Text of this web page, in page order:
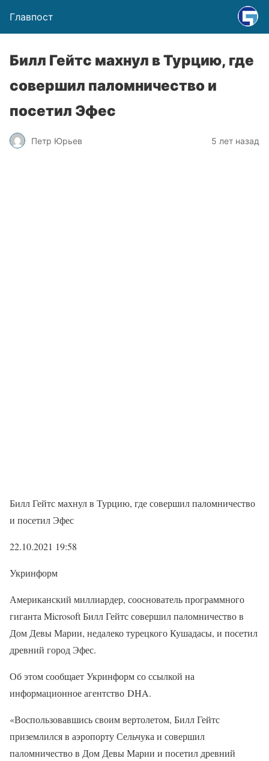
Главпост
Билл Гейтс махнул в Турцию, где
совершил паломничество и
посетил Эфес
Петр Юрьев 5 лет назад
Билл Гейтс махнул в Турцию, где совершил паломничество
и посетил Эфес
22.10.2021 19:58
Укринформ
Американский миллиардер, сооснователь программного
гиганта Microsoft Билл Гейтс совершил паломничество в
Дом Девы Марии, недалеко турецкого Кушадасы, и посетил
древний город Эфес.
Об этом сообщает Укринформ со ссылкой на
информационное агентство DHA.
«Воспользовавшись своим вертолетом, Билл Гейтс
приземлился в аэропорту Сельчука и совершил
паломничество в Дом Девы Марии и посетил древний